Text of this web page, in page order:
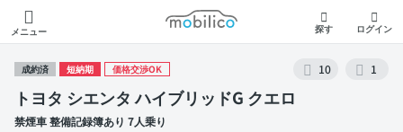
メニュー
モビリコ
探す ログイン
成約済 短納期 価格交渉OK 10 1
トヨタ シエンタ ハイブリッドG クエロ
禁煙車 整備記録簿あり 7人乗り